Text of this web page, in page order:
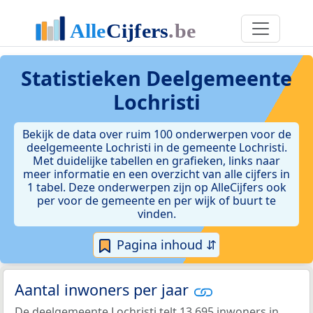
Statistieken Deelgemeente
Lochristi
Bekijk de data over ruim 100 onderwerpen voor de
deelgemeente Lochristi in de gemeente Lochristi.
Met duidelijke tabellen en grafieken, links naar
meer informatie en een overzicht van alle cijfers in
1 tabel. Deze onderwerpen zijn op AlleCijfers ook
per voor de gemeente en per wijk of buurt te
vinden.
Pagina inhoud ⇵
Aantal inwoners per jaar